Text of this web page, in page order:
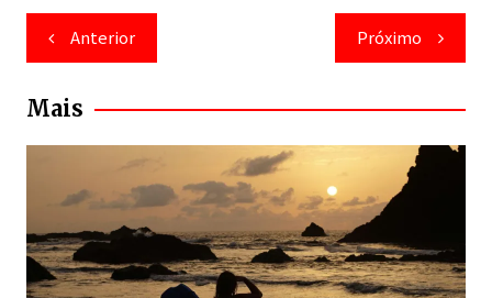
Navegação
de
Post
Anterior Próximo
Mais